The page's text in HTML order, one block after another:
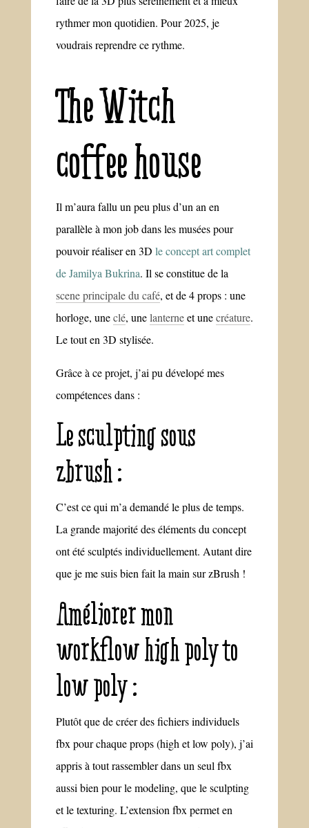
rythmer mon quotidien. Pour 2025, je
voudrais reprendre ce rythme.
The Witch
coffee house
Il m’aura fallu un peu plus d’un an en
parallèle à mon job dans les musées pour
pouvoir réaliser en 3D le concept art complet
de Jamilya Bukrina. Il se constitue de la
scene principale du café, et de 4 props : une
horloge, uneclé, unelanterneet unecréature.
Le tout en 3D stylisée.
Grâce à ce projet, j’ai pu dévelopé mes
compétences dans :
Le sculpting sous
zbrush :
C’est ce qui m’a demandé le plus de temps.
La grande majorité des éléments du concept
ont été sculptés individuellement. Autant dire
que je me suis bien fait la main sur zBrush !
Améliorer mon
workflow high poly to
low poly :
Plutôt que de créer des fichiers individuels
fbx pour chaque props (high et low poly), j’ai
appris à tout rassembler dans un seul fbx
aussi bien pour le modeling, que le sculpting
et le texturing. L’extension fbx permet en